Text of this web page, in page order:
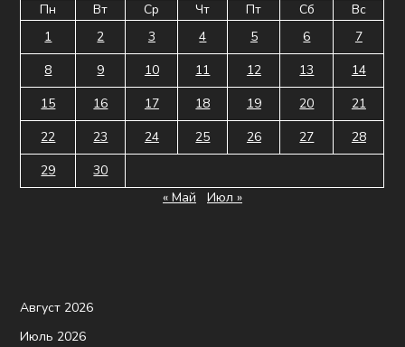
Пн Вт Ср Чт Пт Сб
Вс
1
2 3 4 5 6
7
8
9 10 11 12 13
14
15
16 17 18 19 20
21
22
23 24 25 26 27
28
29
30
« Май
Июл »
Август 2026
Июль 2026